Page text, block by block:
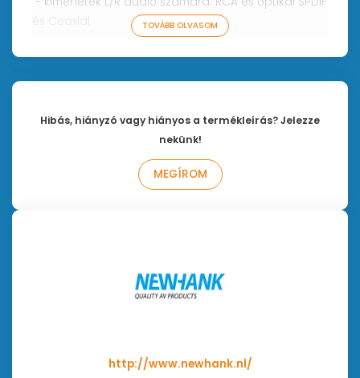
és Coaxial
- kimenetek video számára: HDMI 1.4, kompozit RCA
- USB 2.0 csatlakozó az első és a hátsó felületen is
(FAT,FAT 32 és NTFS a támogatott formázás)
TOVÁBB OLVASOM
Hibás, hiányzó vagy hiányos a termékleírás? Jelezze
nekünk!
MEGÍROM
http://www.newhank.nl/